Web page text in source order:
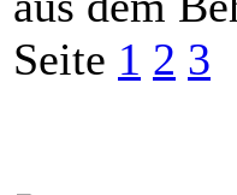
Seite 1 2 3